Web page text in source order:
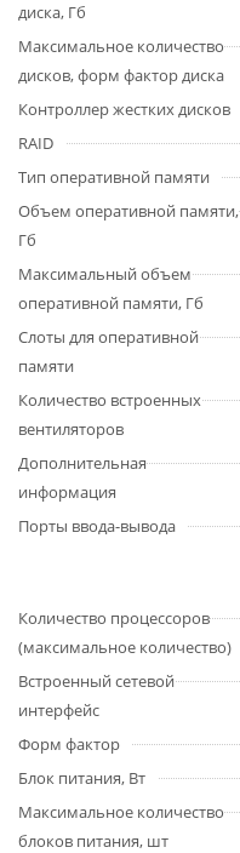
диска, Гб
Максимальное количество
дисков, форм фактор диска
Контроллер жестких дисков
RAID
Тип оперативной памяти
Объем оперативной памяти,
Гб
Максимальный объем
оперативной памяти, Гб
Слоты для оперативной
памяти
Количество встроенных
вентиляторов
Дополнительная
информация
Порты ввода-вывода
Количество процессоров
(максимальное количество)
Встроенный сетевой
интерфейс
Форм фактор
Блок питания, Вт
Максимальное количество
блоков питания, шт